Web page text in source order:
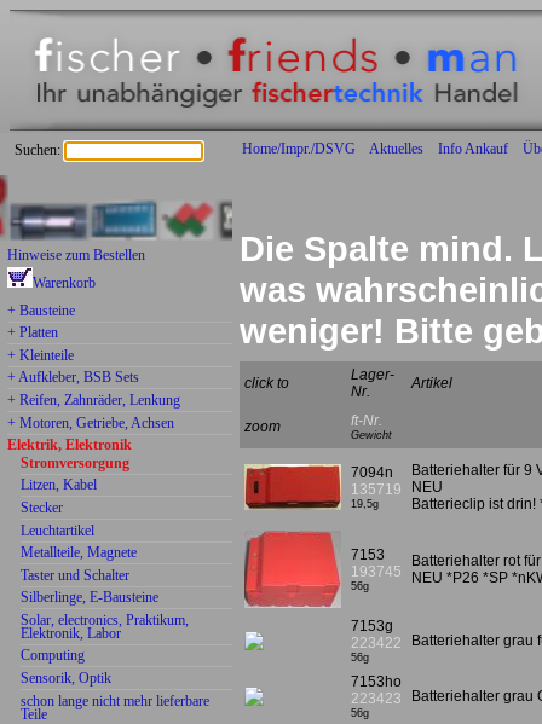
Home/Impr./DSVG Aktuelles Info Ankauf
Suchen:
Hinweise zum Bestellen
Warenkorb
+ Bausteine
+ Platten
+ Kleinteile
+ Aufkleber, BSB Sets
+ Reifen, Zahnräder, Lenkung
+ Motoren, Getriebe, Achsen
Elektrik, Elektronik
Stromversorgung
Litzen, Kabel
Stecker
Leuchtartikel
Metallteile, Magnete
Taster und Schalter
Silberlinge, E-Bausteine
Solar, electronics, Praktikum,
Elektronik, Labor
Computing
Sensorik, Optik
schon lange nicht mehr lieferbare
Teile
Die Spalte mind.
was
weniger! Bitte
click to
Lager-
Nr.
Artikel
zoom ft-Nr.
Gewicht
7094n
135719
19,5g
Batteriehalter für 9
NEU
Batterieclip ist drin!
7153
193745
56g
Batteriehalter rot
NEU *P26 *SP
7153g
223422
56g
Batteriehalter grau
7153ho
223423
56g
Batteriehalter grau